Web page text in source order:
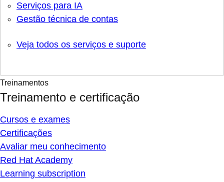
Serviços para IA
Gestão técnica de contas
Veja todos os serviços e suporte
Treinamentos
Treinamento e certificação
Cursos e exames
Certificações
Avaliar meu conhecimento
Red Hat Academy
Learning subscription